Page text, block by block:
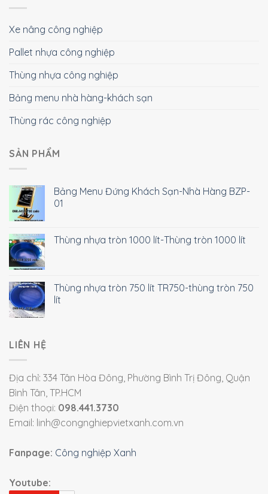
Xe nâng công nghiệp
Pallet nhựa công nghiệp
Thùng nhựa công nghiệp
Bảng menu nhà hàng-khách sạn
Thùng rác công nghiệp
SẢN PHẨM
Bảng Menu Đứng Khách Sạn-Nhà Hàng BZP-
01
Thùng nhựa tròn 1000 lít-Thùng tròn 1000 lít
Thùng nhựa tròn 750 lít TR750-thùng tròn 750
lít
LIÊN HỆ
Địa chỉ: 334 Tân Hòa Đông, Phường Bình Trị Đông, Quận
Bình Tân, TP.HCM
Điện thoại: 098.441.3730
Email: linh@congnghiepvietxanh.com.vn
Fanpage: Công nghiệp Xanh
Youtube: